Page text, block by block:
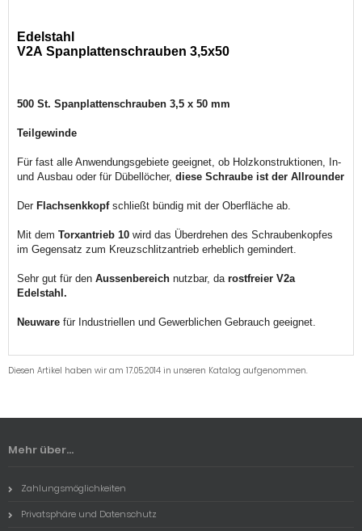
Edelstahl
V2A Spanplattenschrauben 3,5x50
500 St. Spanplattenschrauben 3,5 x 50 mm
Teilgewinde
Für fast alle Anwendungsgebiete geeignet, ob Holzkonstruktionen, In-
und Ausbau oder für Dübellöcher, diese Schraube ist der Allrounder
Der Flachsenkkopfschließt bündig mit der Oberfläche ab.
Mit dem Torxantrieb 10 wird das Überdrehen des Schraubenkopfes
im Gegensatz zum Kreuzschlitzantrieb erheblich gemindert.
Sehr gut für den Aussenbereich nutzbar, darostfreier V2a
Edelstahl.
Neuware für Industriellen und Gewerblichen Gebrauch geeignet.
Diesen Artikel haben wir am 17.05.2014 in unseren Katalog aufgenommen.
Mehr über...
Zahlungsmöglichkeiten
Privatsphäre und Datenschutz